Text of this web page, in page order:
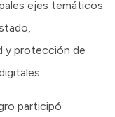
ejes temáticos
y protección de
participó